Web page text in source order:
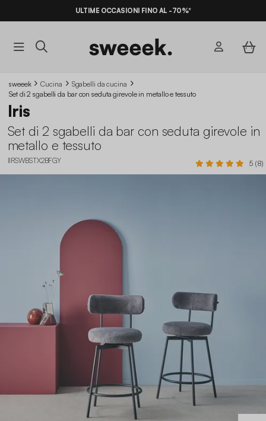
ULTIME OCCASIONI FINO AL -70%*
sweeek Cucina
Sgabelli da cucina​
Set di 2 sgabelli da bar con seduta girevole in metallo e tessuto
Iris
Set di 2 sgabelli da bar con seduta girevole in
metallo e tessuto
IIRSWBSTX2BFGY 5 (8)